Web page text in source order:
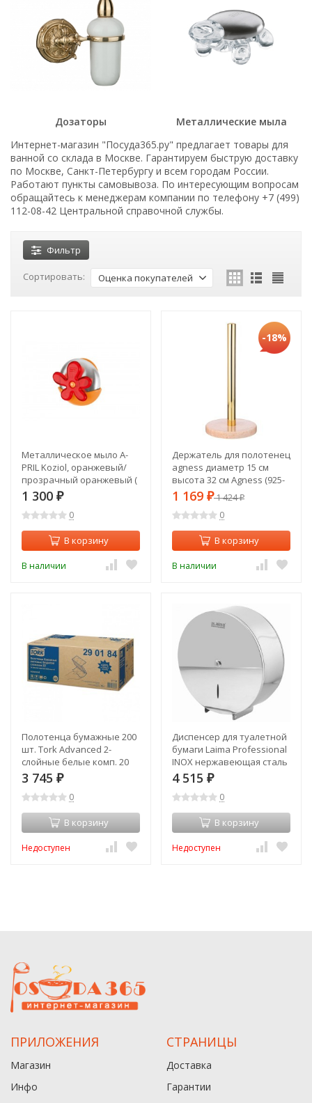
Дозаторы
Металлические мыла
Интернет-магазин "Посуда365.ру" предлагает товары для
ванной со склада в Москве. Гарантируем быструю доставку
по Москве, Санкт-Петербургу и всем городам России.
Работают пункты самовывоза. По интересующим вопросам
обращайтесь к менеджерам компании по телефону +7 (499)
112-08-42 Центральной справочной службы.
Фильтр
Сортировать: Оценка покупателей
Металлическое мыло A-
PRIL Koziol, оранжевый/
прозрачный оранжевый (
004.120500.009 )
1 300 ₽
0
В корзину
В наличии
-18%
Держатель для полотенец
agness диаметр 15 см
высота 32 см Agness (925-
126)
1 169 ₽1 424₽
0
В корзину
В наличии
Полотенца бумажные 200
шт. Tork Advanced 2-
слойные белые комп. 20
пачек 126508 (1) (90765)
3 745 ₽
0
В корзину
Недоступен
Диспенсер для туалетной
бумаги Laima Professional
INOX нержавеющая сталь
зеркальный 605701 (1)
(91410)
4 515 ₽
0
В корзину
Недоступен
ПРИЛОЖЕНИЯ
Магазин
Инфо
СТРАНИЦЫ
Доставка
Гарантии